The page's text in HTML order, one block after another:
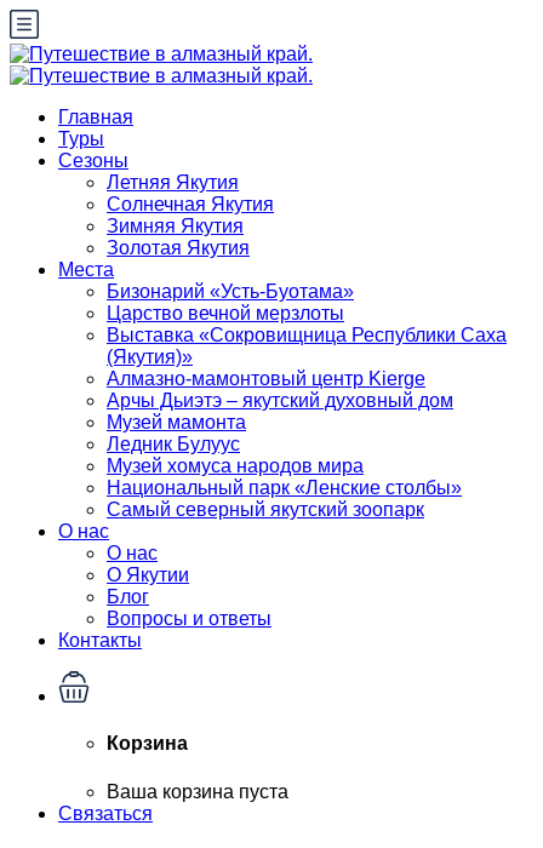
Главная
Туры
Сезоны
Летняя Якутия
Солнечная Якутия
Зимняя Якутия
Золотая Якутия
Места
Бизонарий «Усть-Буотама»
Царство вечной мерзлоты
Выставка «Сокровищница Республики Саха
(Якутия)»
Алмазно-мамонтовый центр Kierge
Арчы Дьиэтэ – якутский духовный дом
Музей мамонта
Ледник Булуус
Музей хомуса народов мира
Национальный парк «Ленские столбы»
Самый северный якутский зоопарк
О нас
О нас
О Якутии
Блог
Вопросы и ответы
Контакты
Корзина
Ваша корзина пуста
Связаться